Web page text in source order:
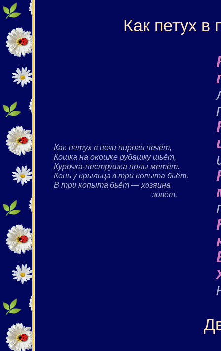
Как петух в
Как петух в печи пироги печёт,
Кошка на окошке рубашку шьёт,
Курочка-пеструшка полы метёт.
Конь у крыльца в три копыта бьёт,
В три копыта бьёт — хозяина
зовёт.